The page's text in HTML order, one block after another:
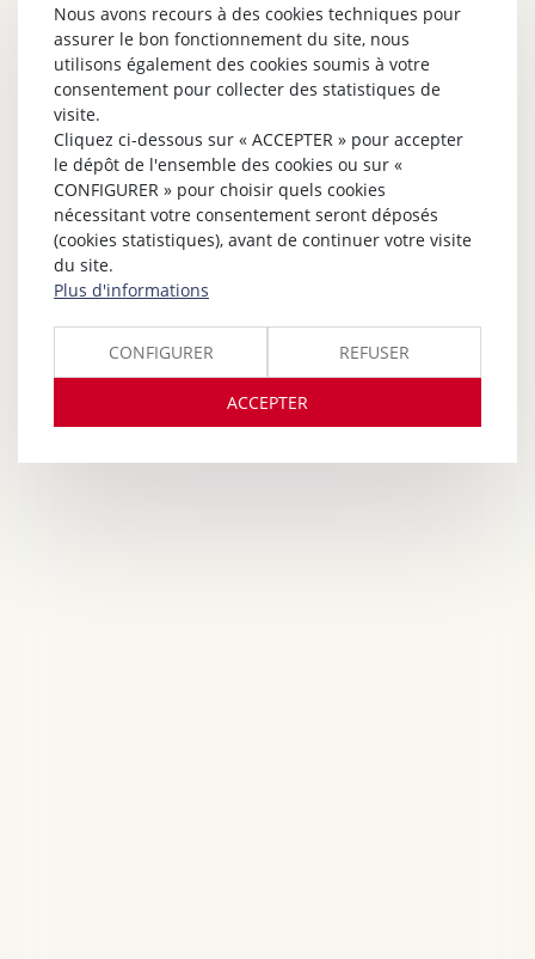
Nous avons recours à des cookies techniques pour
assurer le bon fonctionnement du site, nous
utilisons également des cookies soumis à votre
consentement pour collecter des statistiques de
visite.
Cliquez ci-dessous sur « ACCEPTER » pour accepter
le dépôt de l'ensemble des cookies ou sur «
CONFIGURER » pour choisir quels cookies
nécessitant votre consentement seront déposés
(cookies statistiques), avant de continuer votre visite
du site.
Plus d'informations
CONFIGURER REFUSER
ACCEPTER